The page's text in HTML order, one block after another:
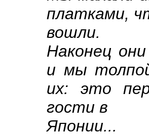
платками,
вошли.
Наконец
и мы
их: это
гости в
Японии...